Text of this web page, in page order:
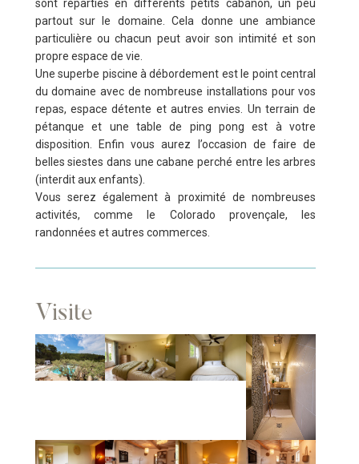
sont réparties en différents petits cabanon, un peu
partout sur le domaine. Cela donne une ambiance
particulière ou chacun peut avoir son intimité et son
propre espace de vie.
Une superbe piscine à débordement est le point central
du domaine avec de nombreuse installations pour vos
repas, espace détente et autres envies. Un terrain de
pétanque et une table de ping pong est à votre
disposition. Enfin vous aurez l’occasion de faire de
belles siestes dans une cabane perché entre les arbres
(interdit aux enfants).
Vous serez également à proximité de nombreuses
activités, comme le Colorado provençale, les
randonnées et autres commerces.
Visite